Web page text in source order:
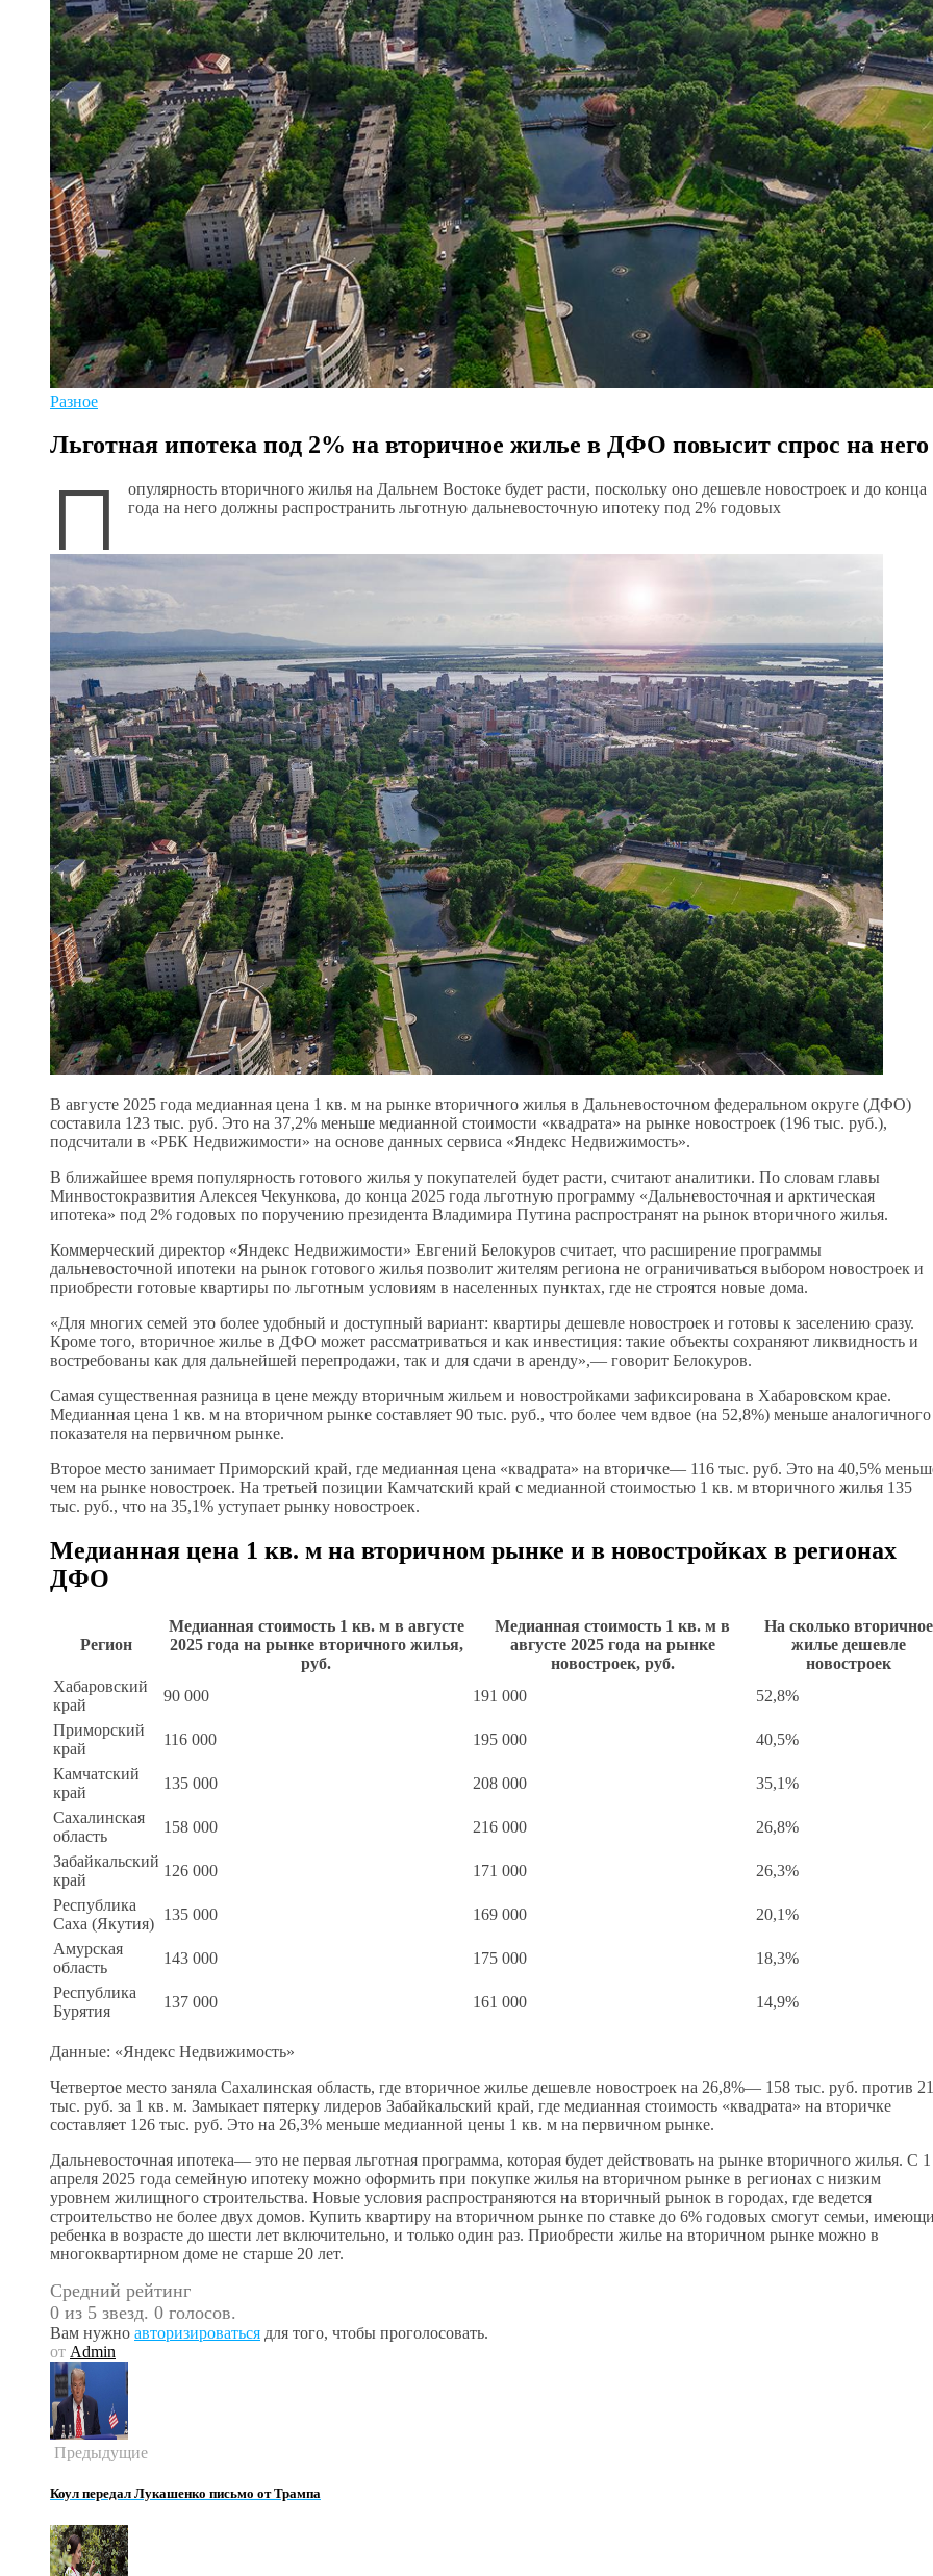
Разное
Льготная ипотека под 2% на вторичное жилье в ДФО повысит спрос на него
П
опулярность вторичного жилья на Дальнем Востоке будет расти, поскольку оно дешевле новостроек и до конца
года на него должны распространить льготную дальневосточную ипотеку под 2% годовых
В августе 2025 года медианная цена 1 кв. м на рынке вторичного жилья в Дальневосточном федеральном округе (ДФО)
составила 123 тыс. руб. Это на 37,2% меньше медианной стоимости «квадрата» на рынке новостроек (196 тыс. руб.),
подсчитали в «РБК Недвижимости» на основе данных сервиса «Яндекс Недвижимость».
В ближайшее время популярность готового жилья у покупателей будет расти, считают аналитики. По словам главы
Минвостокразвития Алексея Чекункова, до конца 2025 года льготную программу «Дальневосточная и арктическая
ипотека» под 2% годовых по поручению президента Владимира Путина распространят на рынок вторичного жилья.
Коммерческий директор «Яндекс Недвижимости» Евгений Белокуров считает, что расширение программы
дальневосточной ипотеки на рынок готового жилья позволит жителям региона не ограничиваться выбором новостроек и
приобрести готовые квартиры по льготным условиям в населенных пунктах, где не строятся новые дома.
«Для многих семей это более удобный и доступный вариант: квартиры дешевле новостроек и готовы к заселению сразу.
Кроме того, вторичное жилье в ДФО может рассматриваться и как инвестиция: такие объекты сохраняют ликвидность и
востребованы как для дальнейшей перепродажи, так и для сдачи в аренду»,— говорит Белокуров.
Самая существенная разница в цене между вторичным жильем и новостройками зафиксирована в Хабаровском крае.
Медианная цена 1 кв. м на вторичном рынке составляет 90 тыс. руб., что более чем вдвое (на 52,8%) меньше аналогичного
показателя на первичном рынке.
Второе место занимает Приморский край, где медианная цена «квадрата» на вторичке— 116 тыс. руб. Это на 40,5%
чем на рынке новостроек. На третьей позиции Камчатский край с медианной стоимостью 1 кв. м вторичного жилья 135
тыс. руб., что на 35,1% уступает рынку новостроек.
Медианная цена 1 кв. м на вторичном рынке и в новостройках в регионах
ДФО
Регион
Медианная стоимость 1 кв. м в августе
2025 года на рынке вторичного жилья,
руб.
Медианная стоимость 1 кв. м в
августе 2025 года на рынке
новостроек, руб.
На сколько вторичное
жилье дешевле
новостроек
Хабаровский
край
90 000 191 000
52,8%
Приморский
край
116 000 195 000
40,5%
Камчатский
край
135 000 208 000
35,1%
Сахалинская
область
158 000 216 000
26,8%
Забайкальский
край
126 000 171 000
26,3%
Республика
Саха (Якутия)
135 000 169 000
20,1%
Амурская
область
143 000 175 000
18,3%
Республика
Бурятия
137 000 161 000 14,9%
Данные: «Яндекс Недвижимость»
Четвертое место заняла Сахалинская область, где вторичное жилье дешевле новостроек на 26,8%— 158 тыс. руб. против
тыс. руб. за 1 кв. м. Замыкает пятерку лидеров Забайкальский край, где медианная стоимость «квадрата» на вторичке
составляет 126 тыс. руб. Это на 26,3% меньше медианной цены 1 кв. м на первичном рынке.
Дальневосточная ипотека— это не первая льготная программа, которая будет действовать на рынке вторичного жилья. С 1
апреля 2025 года семейную ипотеку можно оформить при покупке жилья на вторичном рынке в регионах с низким
уровнем жилищного строительства. Новые условия распространяются на вторичный рынок в городах, где ведется
строительство не более двух домов. Купить квартиру на вторичном рынке по ставке до 6% годовых смогут семьи,
ребенка в возрасте до шести лет включительно, и только один раз. Приобрести жилье на вторичном рынке можно в
многоквартирном доме не старше 20 лет.
Средний рейтинг
0 из 5 звезд. 0 голосов.
Вам нужно авторизироваться для того, чтобы проголосовать.
от Admin
Предыдущие
Коул передал Лукашенко письмо от Трампа